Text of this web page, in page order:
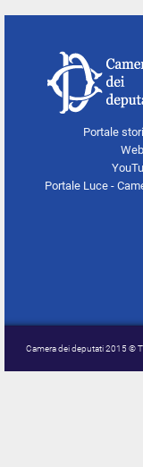
Portale
Portale Luce -
Camera dei deputati 2015 ©